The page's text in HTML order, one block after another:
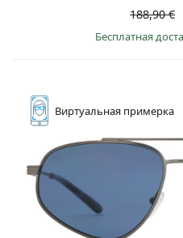
188,90 €
Бесплатная
Виртуальная примерка